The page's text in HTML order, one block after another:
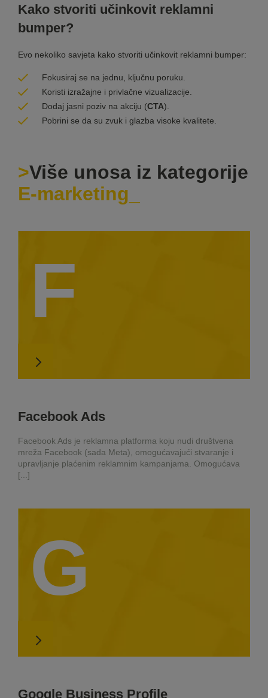
Kako stvoriti učinkovit reklamni
bumper?
Evo nekoliko savjeta kako stvoriti učinkovit reklamni bumper:
Fokusiraj se na jednu, ključnu poruku.
Koristi izražajne i privlačne vizualizacije.
Dodaj jasni poziv na akciju (CTA).
Pobrini se da su zvuk i glazba visoke kvalitete.
Više unosa iz kategorije
E-marketing
F
Facebook Ads
Facebook Ads je reklamna platforma koju nudi društvena
mreža Facebook (sada Meta), omogućavajući stvaranje i
upravljanje plaćenim reklamnim kampanjama. Omogućava
[...]
G
Google Business Profile